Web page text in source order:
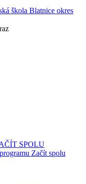
škola Blatnice okres
SPOLU
Začít spolu